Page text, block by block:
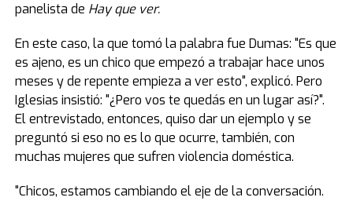
panelista de Hay que ver.
En este caso, la que tomó la palabra fue Dumas: "Es que
es ajeno, es un chico que empezó a trabajar hace unos
meses y de repente empieza a ver esto", explicó. Pero
Iglesias insistió: "¿Pero vos te quedás en un lugar así?".
El entrevistado, entonces, quiso dar un ejemplo y se
preguntó si eso no es lo que ocurre, también, con
muchas mujeres que sufren violencia doméstica.
"Chicos, estamos cambiando el eje de la conversación.